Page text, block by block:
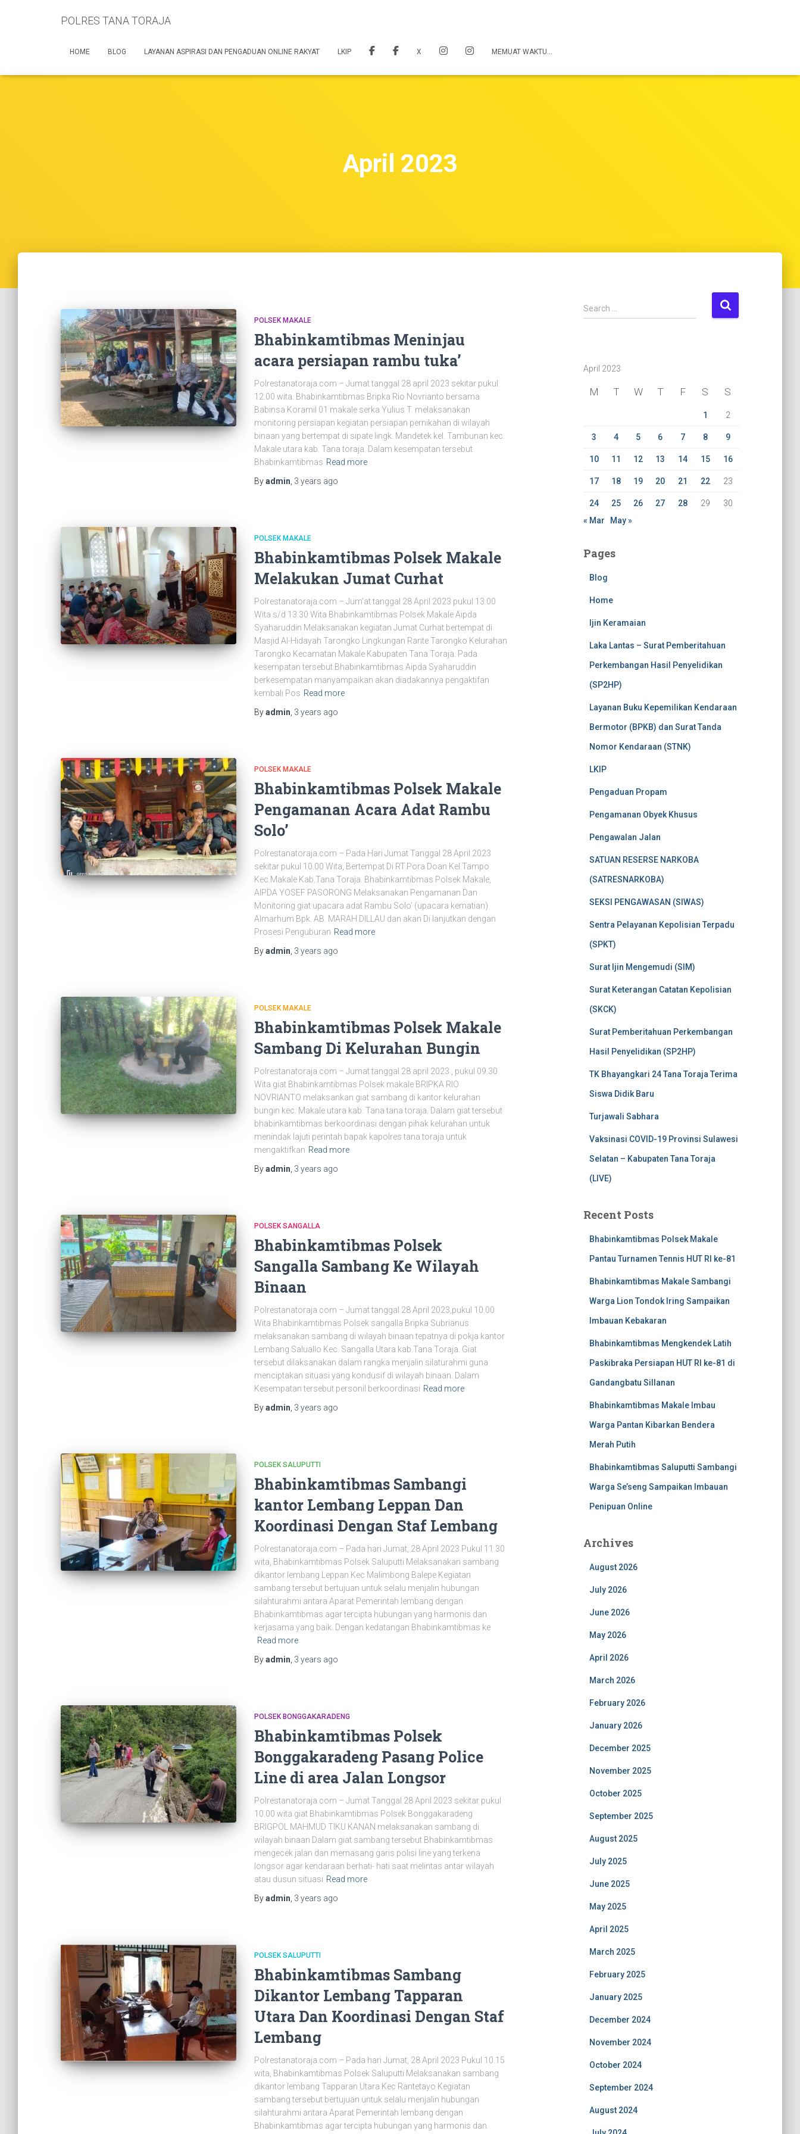
POLRES TANA TORAJA
HOME BLOG LAYANAN ASPIRASI DAN PENGADUAN ONLINE RAKYAT LKIP X MEMUAT WAKTU…
April 2023
POLSEK MAKALE
Bhabinkamtibmas Meninjau
acara persiapan rambu tuka’
Polrestanatoraja.com – Jumat tanggal 28 april 2023 sekitar pukul
12.00 wita. Bhabinkamtibmas Bripka Rio Novrianto bersama
Babinsa Koramil 01 makale serka Yulius T. melaksanakan
monitoring persiapan kegiatan persiapan pernikahan di wilayah
binaan yang bertempat di sipate lingk. Mandetek kel. Tambunan kec.
Makale utara kab. Tana toraja. Dalam kesempatan tersebut
Bhabinkamtibmas Read more
Byadmin 3 years ago
POLSEK MAKALE
Bhabinkamtibmas Polsek Makale
Melakukan Jumat Curhat
Polrestanatoraja.com – Jum’at tanggal 28 April 2023 pukul 13.00
Wita s/d 13.30 Wita Bhabinkamtibmas Polsek Makale Aipda
Syaharuddin Melaksanakan kegiatan Jumat Curhat bertempat di
Masjid Al-Hidayah Tarongko Lingkungan Rante Tarongko Kelurahan
Tarongko Kecamatan Makale Kabupaten Tana Toraja. Pada
kesempatan tersebut Bhabinkamtibmas Aipda Syaharuddin
berkesempatan manyampaikan akan diadakannya pengaktifan
kembali Pos Read more
Byadmin 3 years ago
POLSEK MAKALE
Bhabinkamtibmas Polsek Makale
Pengamanan Acara Adat Rambu
Solo’
Polrestanatoraja.com – Pada Hari Jumat Tanggal 28 April 2023
sekitar pukul 10.00 Wita, Bertempat Di RT.Pora Doan Kel.Tampo
Kec.Makale Kab.Tana Toraja. Bhabinkamtibmas Polsek Makale,
AIPDA YOSEF PASORONG Melaksanakan Pengamanan Dan
Monitoring giat upacara adat Rambu Solo’ (upacara kematian)
Almarhum Bpk. AB. MARAH DILLAU dan akan Di lanjutkan dengan
Prosesi Penguburan Read more
Byadmin 3 years ago
POLSEK MAKALE
Bhabinkamtibmas Polsek Makale
Sambang Di Kelurahan Bungin
Polrestanatoraja.com – Jumat tanggal 28 april 2023 , pukul 09.30
Wita giat Bhabinkamtibmas Polsek makale BRIPKA RIO
NOVRIANTO melaksankan giat sambang di kantor kelurahan
bungin kec. Makale utara kab. Tana tana toraja. Dalam giat tersebut
bhabinkamtibmas berkoordinasi dengan pihak kelurahan untuk
menindak lajuti perintah bapak kapolres tana toraja untuk
mengaktifkan Read more
Byadmin 3 years ago
POLSEK SANGALLA
Bhabinkamtibmas Polsek
Sangalla Sambang Ke Wilayah
Binaan
Polrestanatoraja.com – Jumat tanggal 28 April 2023,pukul 10.00
Wita Bhabinkamtibmas Polsek sangalla Bripka Subrianus
melaksanakan sambang di wilayah binaan tepatnya di pokja kantor
Lembang Saluallo Kec. Sangalla Utara kab.Tana Toraja. Giat
tersebut dilaksanakan dalam rangka menjalin silaturahmi guna
menciptakan situasi yang kondusif di wilayah binaan. Dalam
Kesempatan tersebut personil berkoordinasi Read more
Byadmin 3 years ago
POLSEK SALUPUTTI
Bhabinkamtibmas Sambangi
kantor Lembang Leppan Dan
Koordinasi Dengan Staf Lembang
Polrestanatoraja.com – Pada hari Jumat, 28 April 2023 Pukul 11.30
wita, Bhabinkamtibmas Polsek Saluputti Melaksanakan sambang
dikantor lembang Leppan Kec Malimbong Balepe Kegiatan
sambang tersebut bertujuan untuk selalu menjalin hubungan
silahturahmi antara Aparat Pemerintah lembang dengan
Bhabinkamtibmas agar tercipta hubungan yang harmonis dan
kerjasama yang baik. Dengan kedatangan Bhabinkamtibmas ke
Read more
Byadmin 3 years ago
POLSEK BONGGAKARADENG
Bhabinkamtibmas Polsek
Bonggakaradeng Pasang Police
Line di area Jalan Longsor
Polrestanatoraja.com – Jumat Tanggal 28 April 2023 sekitar pukul
10.00 wita giat Bhabinkamtibmas Polsek Bonggakaradeng
BRIGPOL MAHMUD TIKU KANAN melaksanakan sambang di
wilayah binaan Dalam giat sambang tersebut Bhabinkamtibmas
mengecek jalan dan memasang garis polisi line yang terkena
longsor agar kendaraan berhati- hati saat melintas antar wilayah
atau dusun situasi Read more
Byadmin 3 years ago
POLSEK SALUPUTTI
Bhabinkamtibmas Sambang
Dikantor Lembang Tapparan
Utara Dan Koordinasi Dengan Staf
Lembang
Polrestanatoraja.com – Pada hari Jumat, 28 April 2023 Pukul 10.15
wita, Bhabinkamtibmas Polsek Saluputti Melaksanakan sambang
dikantor lembang Tapparan Utara Kec Rantetayo Kegiatan
sambang tersebut bertujuan untuk selalu menjalin hubungan
silahturahmi antara Aparat Pemerintah lembang dengan
Bhabinkamtibmas agar tercipta hubungan yang harmonis dan
S
e
h
Search …
April 2023
M T W T F S S
1 2
3 4 5 6 7 8 9
10 11 12 13 14 15 16
17 18 19 20 21 22 23
24 25 26 27 28 29
30
« Mar
May »
Pages
Blog
Home
Ijin Keramaian
Laka Lantas – Surat Pemberitahuan
Perkembangan Hasil Penyelidikan
(SP2HP)
Layanan Buku Kepemilikan Kendaraan
Bermotor (BPKB) dan Surat Tanda
Nomor Kendaraan (STNK)
LKIP
Pengaduan Propam
Pengamanan Obyek Khusus
Pengawalan Jalan
SATUAN RESERSE NARKOBA
(SATRESNARKOBA)
SEKSI PENGAWASAN (SIWAS)
Sentra Pelayanan Kepolisian Terpadu
(SPKT)
Surat Ijin Mengemudi (SIM)
Surat Keterangan Catatan Kepolisian
(SKCK)
Surat Pemberitahuan Perkembangan
Hasil Penyelidikan (SP2HP)
TK Bhayangkari 24 Tana Toraja Terima
Siswa Didik Baru
Turjawali Sabhara
Vaksinasi COVID-19 Provinsi Sulawesi
Selatan – Kabupaten Tana Toraja
(LIVE)
Recent Posts
Bhabinkamtibmas Polsek Makale
Pantau Turnamen Tennis HUT RI ke-81
Bhabinkamtibmas Makale Sambangi
Warga Lion Tondok Iring Sampaikan
Imbauan Kebakaran
Bhabinkamtibmas Mengkendek Latih
Paskibraka Persiapan HUT RI ke-81 di
Gandangbatu Sillanan
Bhabinkamtibmas Makale Imbau
Warga Pantan Kibarkan Bendera
Merah Putih
Bhabinkamtibmas Saluputti Sambangi
Warga Se’seng Sampaikan Imbauan
Penipuan Online
Archives
August 2026
July 2026
June 2026
May 2026
April 2026
March 2026
February 2026
January 2026
December 2025
November 2025
October 2025
September 2025
August 2025
July 2025
June 2025
May 2025
April 2025
March 2025
February 2025
January 2025
December 2024
November 2024
October 2024
September 2024
August 2024